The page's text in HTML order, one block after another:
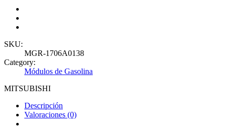
SKU:
MGR-1706A0138
Category:
Módulos de Gasolina
MITSUBISHI
Descripción
Valoraciones (0)